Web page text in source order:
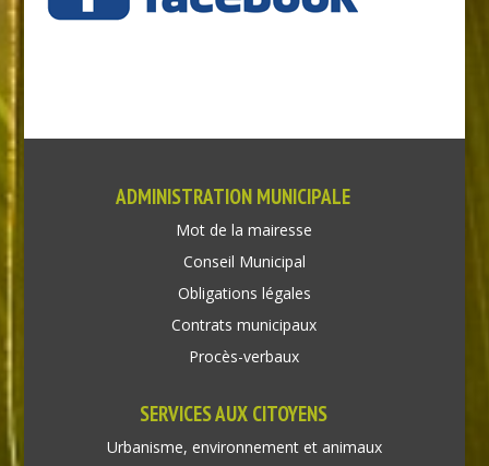
ADMINISTRATION MUNICIPALE
Mot de la mairesse
Conseil Municipal
Obligations légales
Contrats municipaux
Procès-verbaux
SERVICES AUX CITOYENS
Urbanisme, environnement et animaux